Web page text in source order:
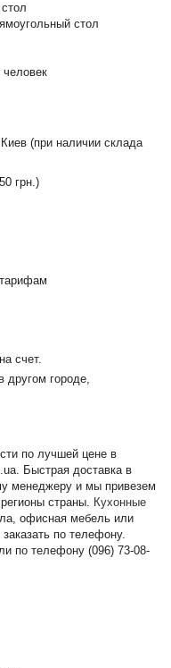
стол
(при наличии склада
грн.)
счет.
другом городе,
по лучшей цене в
Быстрая доставка в
менеджеру и мы привезем
страны. Кухонные
офисная мебель или
по телефону.
по телефону (096) 73-08-